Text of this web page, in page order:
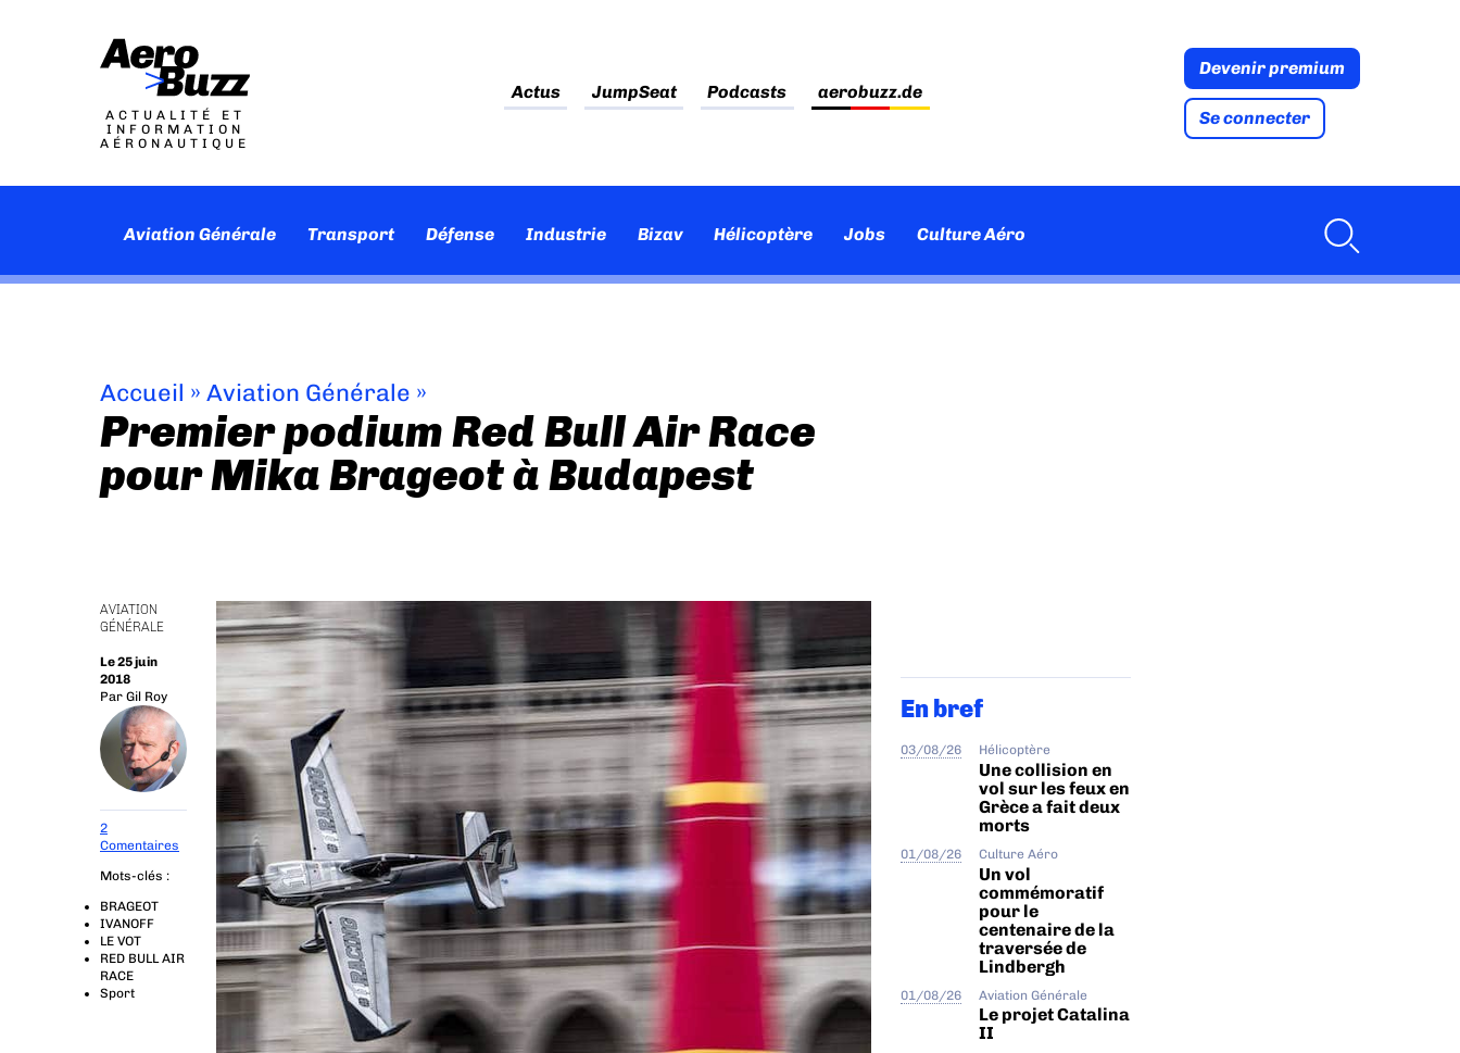
ACTUALITÉ ET
INFORMATION
AÉRONAUTIQUE
Actus JumpSeat Podcasts aerobuzz.de
Devenir premium
Se connecter
Aviation Générale Transport Défense Industrie Bizav Hélicoptère Jobs Culture Aéro
Accueil » Aviation Générale »
Premier podium Red Bull Air Race
pour Mika Brageot à Budapest
AVIATION
GÉNÉRALE
Le 25 juin
2018
Par Gil Roy
2
Comentaires
Mots-clés :
BRAGEOT
IVANOFF
LE VOT
RED BULL AIR
RACE
Sport
En bref
03/08/26 Hélicoptère
Une collision en
vol sur les feux en
Grèce a fait deux
morts
01/08/26 Culture Aéro
Un vol
commémoratif
pour le
centenaire de la
traversée de
Lindbergh
01/08/26 Aviation Générale
Le projet Catalina
II